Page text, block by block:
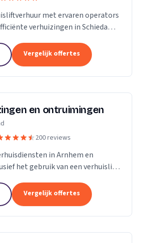
met ervaren operators
verhuizingen in Schiedam
Vergelijk offertes
en ontruimingen
200 reviews
in Arnhem en
het gebruik van een verhuislift
Vergelijk offertes